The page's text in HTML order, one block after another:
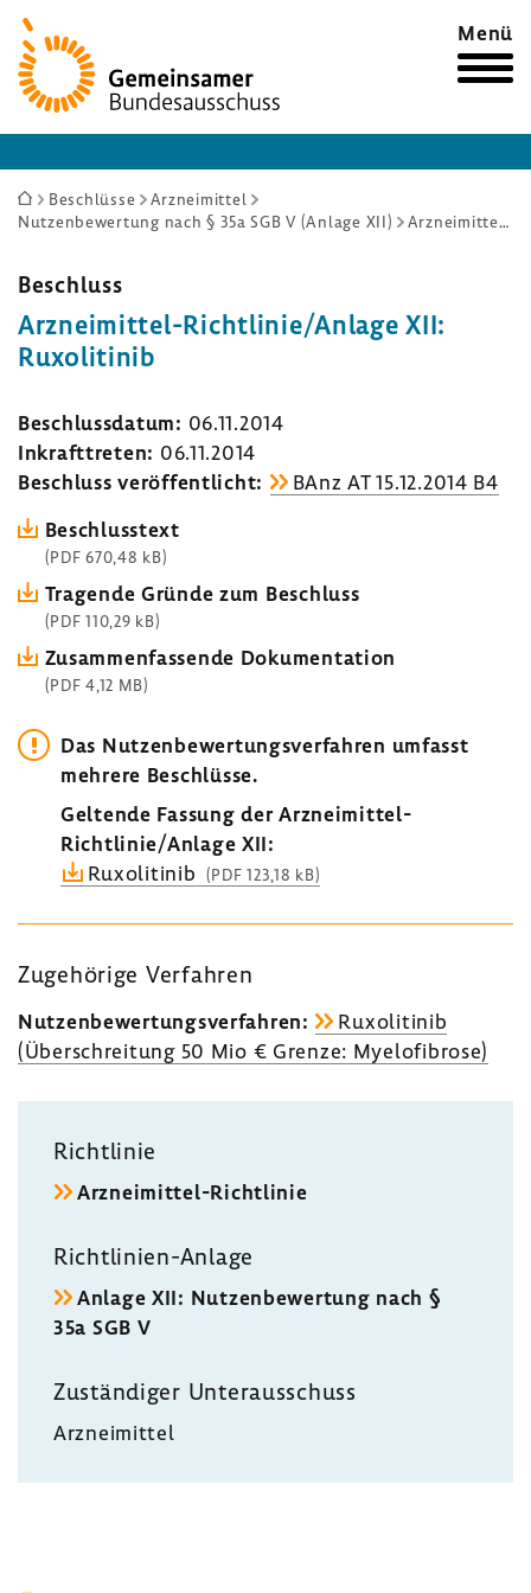
Zur
Startseite
Menü
Sie
sind
Beschlüsse
Arzneimittel
Nutzenbewertung nach § 35a SGB V (Anlage XII)
Arzneimittel-Richtlinie/Anlage XII: Ruxolitinib
Beschluss
Arzneimittel-​Richtlinie/Anlage XII:
Ruxo­li­t­inib
Beschluss­datum: 06.11.2014
Inkraft­treten: 06.11.2014
Beschluss veröf­fent­licht:
BAnz AT 15.12.2014 B4
Beschluss­text
(PDF 670,48 kB)
Tragende Gründe zum Beschluss
(PDF 110,29 kB)
Zusam­men­fas­sende Doku­men­ta­tion
(PDF 4,12 MB)
Das Nutzen­be­wer­tungs­ver­fahren umfasst
mehrere Beschlüsse.
Geltende Fassung der Arzneimittel-​
Richtlinie/Anlage XII:
Ruxo­li­t­inib (PDF 123,18 kB)
Zuge­hö­rige Verfahren
Nutzen­be­wer­tungs­ver­fahren:
Ruxo­li­t­inib
(Über­schrei­tung 50 Mio € Grenze: Myelo­fi­brose)
Richt­linie
Arzneimittel-​Richtlinie
Richtlinien-​Anlage
Anlage XII: Nutzen­be­wer­tung nach §
35a SGB V
Zustän­diger Unter­aus­schuss
Arznei­mittel